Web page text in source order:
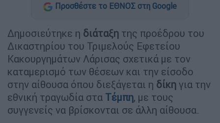
Προσθέστε το ΕΘΝΟΣ στη Google
Δημοσιεύτηκε η διάταξη της προέδρου του
Δικαστηρίου του Τριμελούς Εφετείου
Κακουργημάτων Λάρισας σχετικά με τον
καταμερισμό των θέσεων και την είσοδο
στην αίθουσα όπου διεξάγεται η δίκη για την
εθνική τραγωδία στα Τέμπη, με τους
συγγενείς να βρίσκονται σε άλλη αίθουσα.